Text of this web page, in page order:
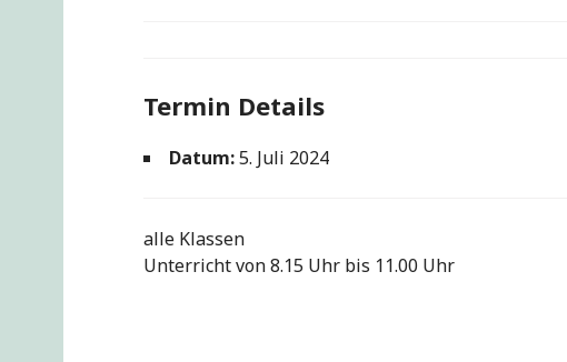
Termin Details
Datum:5. Juli 2024
alle Klassen
Unterricht von 8.15 Uhr bis 11.00 Uhr